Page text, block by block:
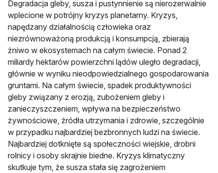
Degradacja gleby, susza i pustynnienie są nierozerwalnie
wplecione w potrójny kryzys planetarny. Kryzys,
napędzany działalnością człowieka oraz
niezrównoważoną produkcją i konsumpcją, zbierają
żniwo w ekosystemach na całym świecie. Ponad 2
miliardy hektarów powierzchni lądów uległo degradacji,
głównie w wyniku nieodpowiedzialnego gospodarowania
gruntami. Na całym świecie, spadek produktywności
gleby związany z erozją, zubożeniem gleby i
zanieczyszczeniem, wpływa na bezpieczeństwo
żywnościowe, źródła utrzymania i zdrowie, szczególnie
w przypadku najbardziej bezbronnych ludzi na świecie.
Najbardziej dotknięte są społeczności wiejskie, drobni
rolnicy i osoby skrajnie biedne. Kryzys klimatyczny
skutkuje tym, że susza stała się zagrożeniem